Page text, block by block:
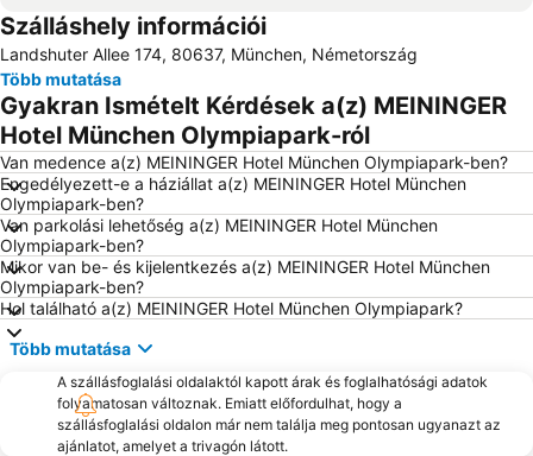
Trudering-Riem
Starnberger See
Olympiahalle München
Bahnhof Dachau
Marien tér
Fröttmaning Metro Station
Ammersee
Bavaria
München-Pasing vasútállomás
Berg am Laim
Theresienwiese Metro Station
Régi városháza
Laim
Hadern
Klinikum Großhadern Metro Station
Kloster Scheyern
Moosach
Sankt Ursula München-Schwabing
Feldmoching-Hasenbergl
Haderner Stern Metro Station
Untersbergstraße Metro Station
Hellabrunn Állatkert
Szálláshely információi
Landshuter Allee 174, 80637, München, Németország
Több mutatása
Gyakran Ismételt Kérdések a(z) MEININGER
Hotel München Olympiapark-ról
Van medence a(z) MEININGER Hotel München Olympiapark-ben?
Engedélyezett-e a háziállat a(z) MEININGER Hotel München
Olympiapark-ben?
Van parkolási lehetőség a(z) MEININGER Hotel München
Olympiapark-ben?
Mikor van be- és kijelentkezés a(z) MEININGER Hotel München
Olympiapark-ben?
Hol található a(z) MEININGER Hotel München Olympiapark?
Több mutatása
A szállásfoglalási oldalaktól kapott árak és foglalhatósági adatok
folyamatosan változnak. Emiatt előfordulhat, hogy a
szállásfoglalási oldalon már nem találja meg pontosan ugyanazt az
ajánlatot, amelyet a trivagón látott.